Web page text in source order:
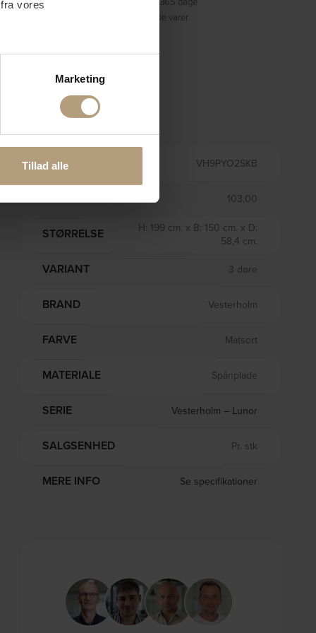
vores
oplysninger, du har givet
Marketing
Tillad alle
Prisgaranti på alle varer
Information
VARENR. VH9PYO2SKB
VÆGT 103,00
STØRRELSE
H: 199 cm. x B: 150 cm. x D:
58,4 cm.
VARIANT 3 døre
BRAND Vesterholm
FARVE Matsort
MATERIALE Spånplade
SERIE Vesterholm – Lunor
SALGSENHED Pr. stk
MERE INFO Se specifikationer